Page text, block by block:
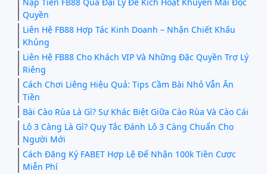
Quyền
Liên Hệ FB88 Hợp Tác Kinh Doanh – Nhận Chiết Khấu
Khủng
Liên Hệ FB88 Cho Khách VIP Và Những Đặc Quyền Trợ Lý
Riêng
Cách Chơi Liêng Hiệu Quả: Tips Cầm Bài Nhỏ Vẫn Ăn
Tiền
Bài Cào Rùa Là Gì? Sự Khác Biệt Giữa Cào Rùa Và Cào Cái
Lô 3 Càng Là Gì? Quy Tắc Đánh Lô 3 Càng Chuẩn Cho
Người Mới
Cách Đăng Ký FABET Hợp Lệ Để Nhận 100k Tiền Cược
Miễn Phí